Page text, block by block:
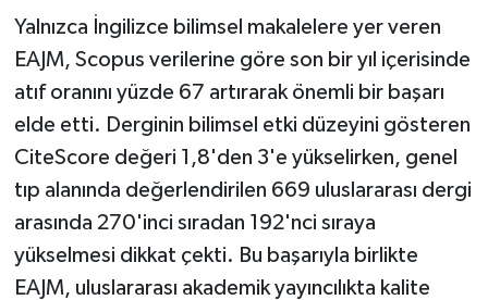
Yalnızca İngilizce bilimsel makalelere yer veren
EAJM, Scopus verilerine göre son bir yıl içerisinde
atıf oranını yüzde 67 artırarak önemli bir başarı
elde etti. Derginin bilimsel etki düzeyini gösteren
CiteScore değeri 1,8'den 3'e yükselirken, genel
tıp alanında değerlendirilen 669 uluslararası dergi
arasında 270'inci sıradan 192'nci sıraya
yükselmesi dikkat çekti. Bu başarıyla birlikte
EAJM, uluslararası akademik yayıncılıkta kalite
Yerel Haberler